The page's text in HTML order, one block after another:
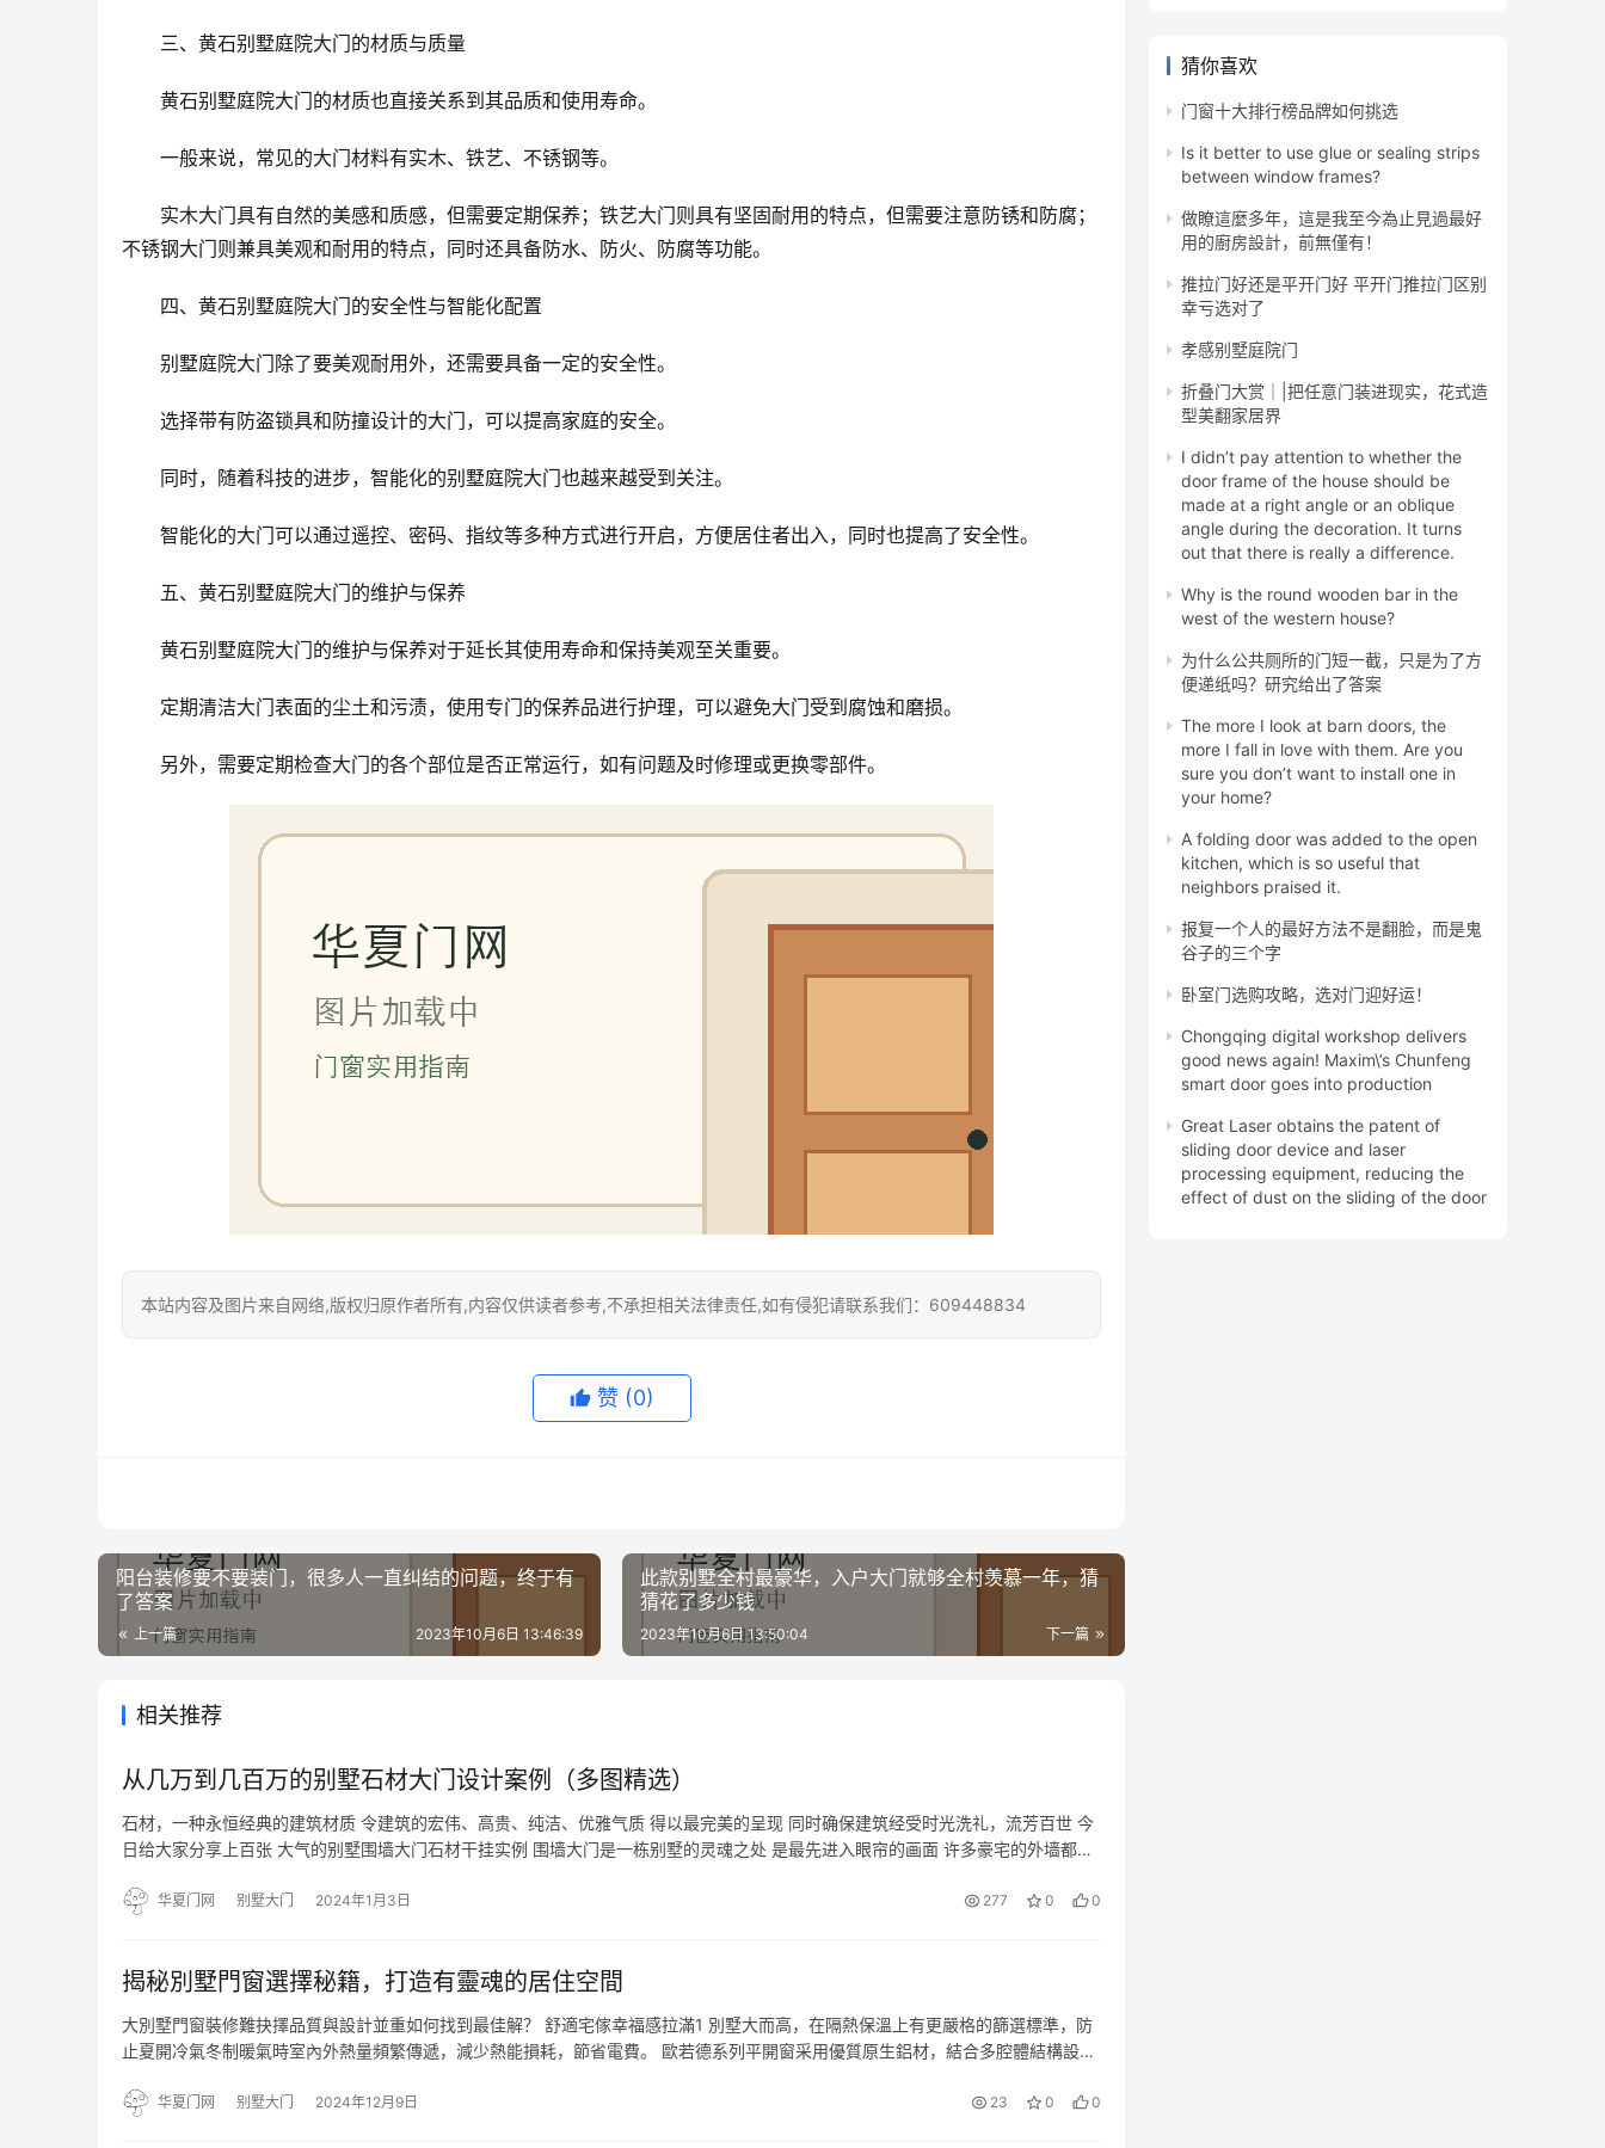
三、黄石别墅庭院大门的材质与质量
黄石别墅庭院大门的材质也直接关系到其品质和使用寿命。
一般来说，常见的大门材料有实木、铁艺、不锈钢等。
实木大门具有自然的美感和质感，但需要定期保养；铁艺大门则具有坚固耐用的特点，但需要注意防锈和防腐；
不锈钢大门则兼具美观和耐用的特点，同时还具备防水、防火、防腐等功能。
四、黄石别墅庭院大门的安全性与智能化配置
别墅庭院大门除了要美观耐用外，还需要具备一定的安全性。
选择带有防盗锁具和防撞设计的大门，可以提高家庭的安全。
同时，随着科技的进步，智能化的别墅庭院大门也越来越受到关注。
智能化的大门可以通过遥控、密码、指纹等多种方式进行开启，方便居住者出入，同时也提高了安全性。
五、黄石别墅庭院大门的维护与保养
黄石别墅庭院大门的维护与保养对于延长其使用寿命和保持美观至关重要。
定期清洁大门表面的尘土和污渍，使用专门的保养品进行护理，可以避免大门受到腐蚀和磨损。
另外，需要定期检查大门的各个部位是否正常运行，如有问题及时修理或更换零部件。
本站内容及图片来自网络,版权归原作者所有,内容仅供读者参考,不承担相关法律责任,如有侵犯请联系我们：609448834
赞 (0)
阳台装修要不要装门，很多人一直纠结的问题，终于有
了答案
上一篇 2023年10月6日 13:46:39
此款别墅全村最豪华，入户大门就够全村羡慕一年，猜
猜花了多少钱
下一篇
2023年10月6日 13:50:04
相关推荐
从几万到几百万的别墅石材大门设计案例（多图精选）
石材，一种永恒经典的建筑材质 令建筑的宏伟、高贵、纯洁、优雅气质 得以最完美的呈现 同时确保建筑经受时光洗礼，流芳百世 今
日给大家分享上百张 大气的别墅围墙大门石材干挂实例 围墙大门是一栋别墅的灵魂之处 是最先进入眼帘的画面 许多豪宅的外墙都喜
华夏门网 别墅大门 2024年1月3日 277 0 0
揭秘別墅門窗選擇秘籍，打造有靈魂的居住空間
大別墅門窗裝修難抉擇品質與設計並重如何找到最佳解？ 舒適宅傢幸福感拉滿1 別墅大而高，在隔熱保溫上有更嚴格的篩選標準，防
止夏開冷氣冬制暖氣時室內外熱量頻繁傳遞，減少熱能損耗，節省電費。 歐若德系列平開窗采用優質原生鋁材，結合多腔體結構設計
居… 华夏门网 别墅大门 2024年12月9日 23 0 0
猜你喜欢
门窗十大排行榜品牌如何挑选
Is it better to use glue or sealing strips
between window frames?
做瞭這麼多年，這是我至今為止見過最好
用的廚房設計，前無僅有！
推拉门好还是平开门好 平开门推拉门区别
幸亏选对了
孝感别墅庭院门
折叠门大赏｜|把任意门装进现实，花式造
型美翻家居界
I didn’t pay attention to whether the
door frame of the house should be
made at a right angle or an oblique
angle during the decoration. It turns
out that there is really a difference.
Why is the round wooden bar in the
west of the western house?
为什么公共厕所的门短一截，只是为了方
便递纸吗？研究给出了答案
The more I look at barn doors, the
more I fall in love with them. Are you
sure you don’t want to install one in
your home?
A folding door was added to the open
kitchen, which is so useful that
neighbors praised it.
报复一个人的最好方法不是翻脸，而是鬼
谷子的三个字
卧室门选购攻略，选对门迎好运！
Chongqing digital workshop delivers
good news again! Maxim\’s Chunfeng
smart door goes into production
Great Laser obtains the patent of
sliding door device and laser
processing equipment, reducing the
effect of dust on the sliding of the door